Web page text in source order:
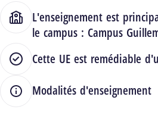
L'enseignement est
le campus : Campus
Cette UE est remédiable
Modalités d'enseignement